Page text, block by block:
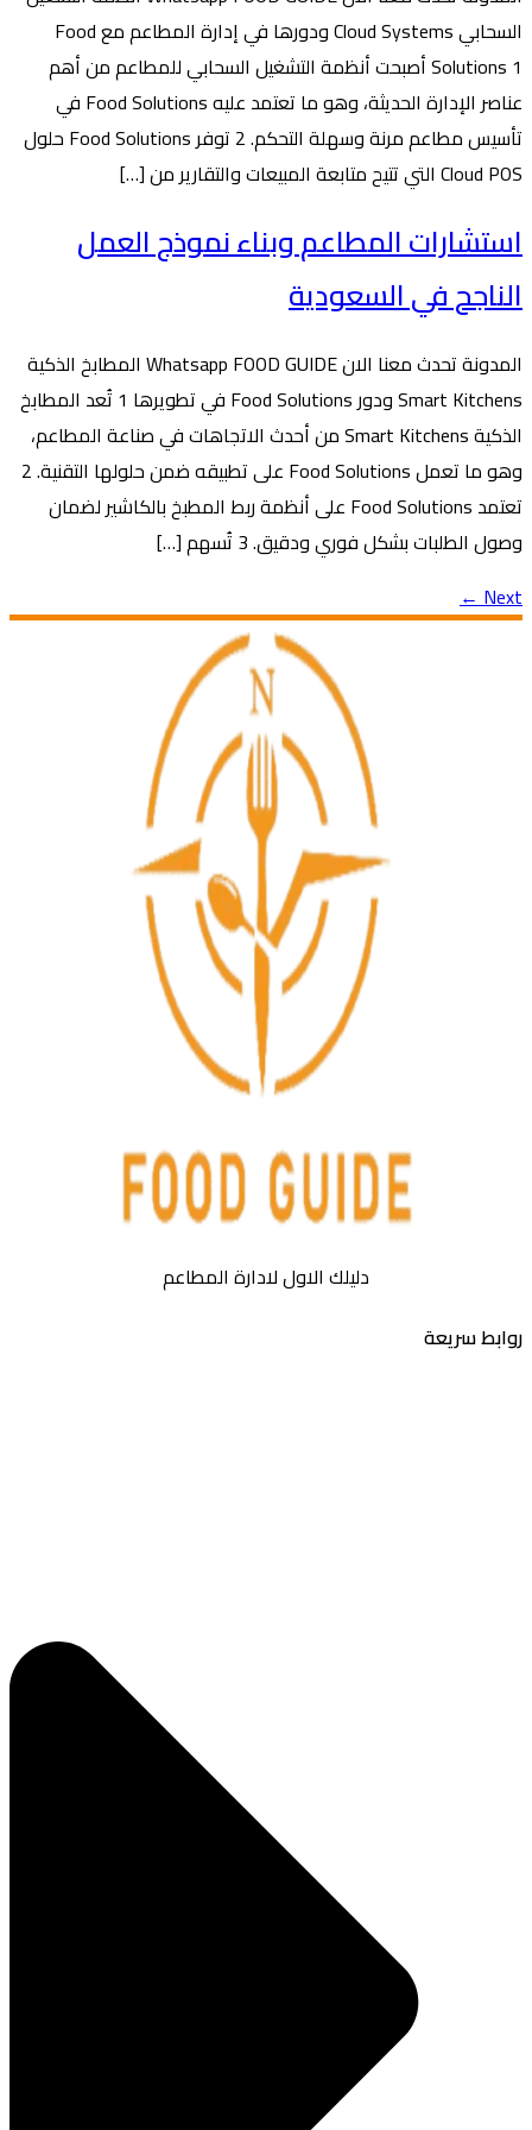
السحابي Cloud Systems ودورها في إدارة المطاعم مع Food
Solutions 1 أصبحت أنظمة التشغيل السحابي للمطاعم من أهم
عناصر الإدارة الحديثة، وهو ما تعتمد عليه Food Solutions في
تأسيس مطاعم مرنة وسهلة التحكم. 2 توفر Food Solutions حلول
Cloud POS التي تتيح متابعة المبيعات والتقارير من […]
استشارات المطاعم وبناء نموذج العمل
الناجح في السعودية
المدونة تحدث معنا الان Whatsapp FOOD GUIDE المطابخ الذكية
Smart Kitchens ودور Food Solutions في تطويرها 1 تُعد المطابخ
الذكية Smart Kitchens من أحدث الاتجاهات في صناعة المطاعم،
وهو ما تعمل Food Solutions على تطبيقه ضمن حلولها التقنية. 2
تعتمد Food Solutions على أنظمة ربط المطبخ بالكاشير لضمان
وصول الطلبات بشكل فوري ودقيق. 3 تُسهم […]
Next
←
دليلك الاول لادارة المطاعم
روابط سريعة